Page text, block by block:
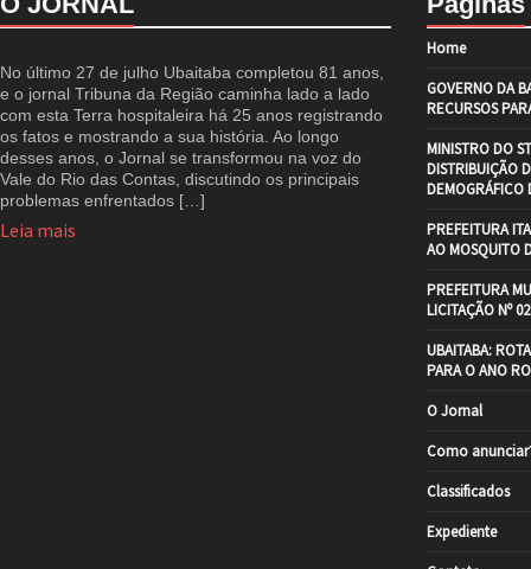
No último 27 de julho Ubaitaba completou 81 anos,
e o jornal Tribuna da Região caminha lado a lado
com esta Terra hospitaleira há 25 anos registrando
os fatos e mostrando a sua história. Ao longo
desses anos, o Jornal se transformou na voz do
Vale do Rio das Contas, discutindo os principais
problemas enfrentados […]
Leia mais
Home
GOVERNO DA
RECURSOS
MINISTRO DO
DISTRIBUIÇÃO
DEMOGRÁFICO
PREFEITURA
AO MOSQUITO
PREFEITURA
LICITAÇÃO Nº
UBAITABA:
PARA O ANO
O Jornal
Como
Classificados
Expediente